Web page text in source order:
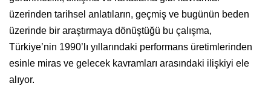
üzerinden tarihsel anlatıların, geçmiş ve bugünün beden
üzerinde bir araştırmaya dönüştüğü bu çalışma,
Türkiye’nin 1990’lı yıllarındaki performans üretimlerinden
esinle miras ve gelecek kavramları arasındaki ilişkiyi ele
alıyor.